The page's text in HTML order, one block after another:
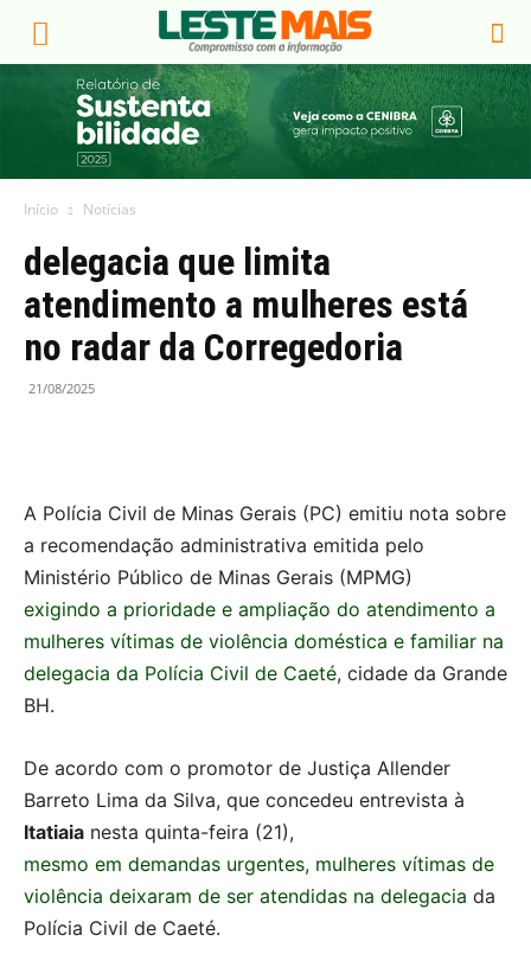
Início Notícias
delegacia que limita
atendimento a mulheres está
no radar da Corregedoria
21/08/2025
A Polícia Civil de Minas Gerais (PC) emitiu nota sobre
a recomendação administrativa emitida pelo
Ministério Público de Minas Gerais (MPMG)
exigindo a prioridade e ampliação do atendimento a
mulheres vítimas de violência doméstica e familiar na
delegacia da Polícia Civil de Caeté, cidade da Grande
BH.
De acordo com o promotor de Justiça Allender
Barreto Lima da Silva, que concedeu entrevista à
Itatiaia nesta quinta-feira (21),
mesmo em demandas urgentes, mulheres vítimas de
violência deixaram de ser atendidas na delegacia da
Polícia Civil de Caeté.